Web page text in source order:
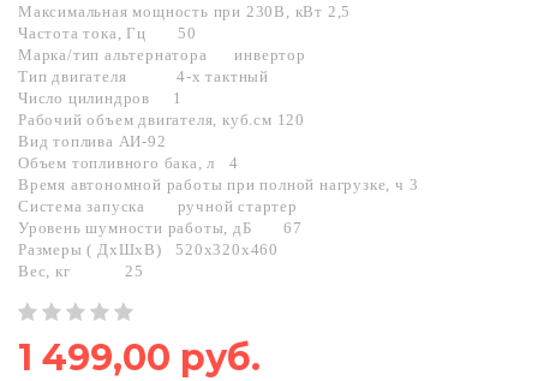
Максимальная мощность при 230В, кВт 2,5
Частота тока, Гц
50
Марка/тип альтернатора
инвертор
Тип двигателя
4-х тактный
Число цилиндров
1
Рабочий объем двигателя, куб.см 120
Вид топлива АИ-92
Объем топливного бака, л
4
Время автономной работы при полной нагрузке, ч 3
Система запуска
ручной стартер
Уровень шумности работы, дБ
67
Размеры ( ДхШхВ)
520x320x460
Вес, кг
25
1 499,00 руб.